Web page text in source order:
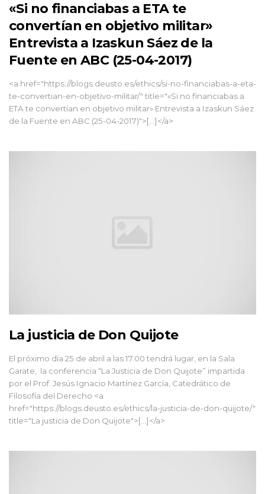
«Si no financiabas a ETA te
convertían en objetivo militar»
Entrevista a Izaskun Sáez de la
Fuente en ABC (25-04-2017)
<a href="https://blogs.deusto.es/ethics/si-no-financiabas-a-eta-
te-convertian-en-objetivo-militar/" title="«Si no financiabas a
ETA te convertían en objetivo militar» Entrevista a Izaskun Sáez
de la Fuente en ABC (25-04-2017)">[...]</a>
La justicia de Don Quijote
El próximo día 25 de abril a las 17.00 tendrá lugar, en la Sala
Garate, la conferencia “La Justicia de Don Quijote” impartida
por el Prof. Jesús Ignacio Martínez García, Catedrático de
Filosofía del Derecho <a
href="https://blogs.deusto.es/ethics/la-justicia-de-don-quijote/"
title="La justicia de Don Quijote">[...]</a>